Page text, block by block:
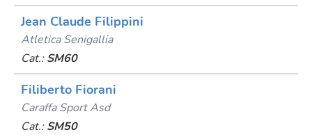
Jean Claude Filippini
Atletica Senigallia
Cat.: SM60
Filiberto Fiorani
Caraffa Sport Asd
Cat.: SM50